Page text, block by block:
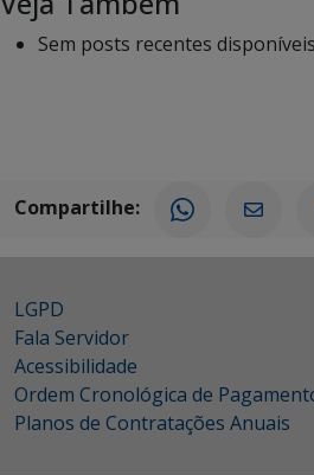
Sem posts recentes
Compartilhe:
LGPD
Fala Servidor
Acessibilidade
Ordem Cronológica de
Planos de Contratações Anuais